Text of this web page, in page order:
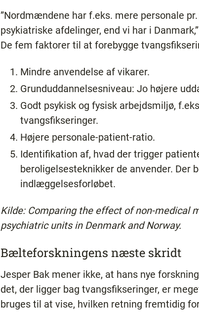
”Nordmændene har f.eks. mere personale
psykiatriske afdelinger, end vi har i
De fem faktorer til at forebygge
Mindre anvendelse af vikarer.
Grunduddannelsesniveau: Jo højere
Godt psykisk og fysisk arbejdsmiljø,
tvangsfikseringer.
Højere personale-patient-ratio.
Identifikation af, hvad der trigger
beroligelsesteknikker de anvender.
indlæggelsesforløbet.
Kilde: Comparing the effect of non-medical
psychiatric units in Denmark and Norway.
Bælteforskningens næste skridt
Jesper Bak mener ikke, at hans nye
det, der ligger bag tvangsfikseringer, er
bruges til at vise, hvilken retning fremtidig